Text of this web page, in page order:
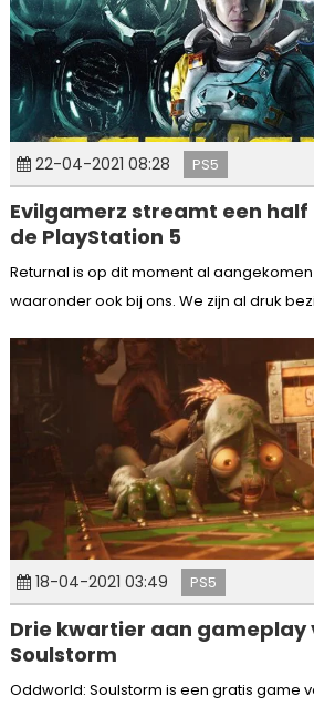
22-04-2021 08:28 PS5
Evilgamerz streamt een half
de PlayStation 5
Returnal is op dit moment al
waaronder ook bij ons. We zijn al druk
18-04-2021 03:49 PS5
Drie kwartier aan gameplay
Soulstorm
Oddworld: Soulstorm is een gratis game